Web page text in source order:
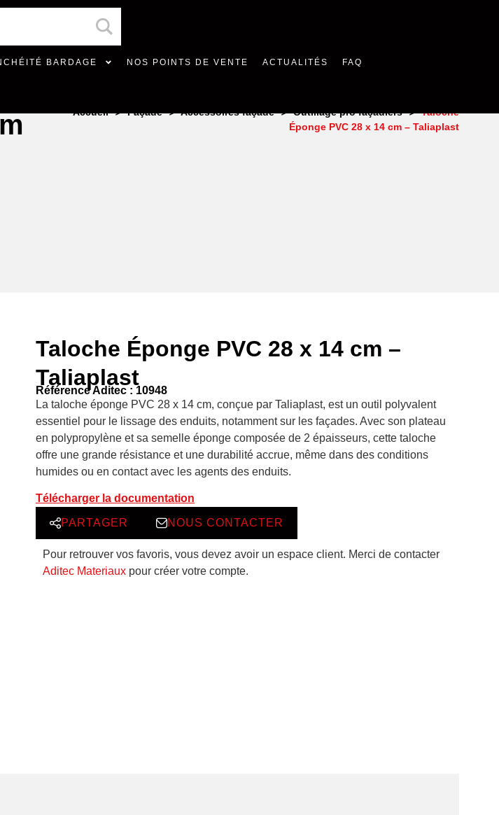
BARDAGE NOS POINTS DE VENTE ACTUALITÉS FAQ
Accueil > Façade > Accessoires façade > Outillage pro façadiers > Taloche
Éponge PVC 28 x 14 cm – Taliaplast
Taloche Éponge PVC 28 x 14 cm –
Taliaplast
Référence Aditec : 10948
La taloche éponge PVC 28 x 14 cm, conçue par Taliaplast, est un outil polyvalent
essentiel pour le lissage des enduits, notamment sur les façades. Avec son plateau
en polypropylène et sa semelle éponge composée de 2 épaisseurs, cette taloche
offre une grande résistance et une durabilité accrue, même dans des conditions
humides ou en contact avec les agents des enduits.
Télécharger la documentation
PARTAGER NOUS CONTACTER
Pour retrouver vos favoris, vous devez avoir un espace client. Merci de contacter
Aditec Materiaux pour créer votre compte.